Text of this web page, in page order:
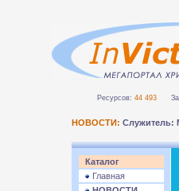
Ресурсов: 44 493
НОВОСТИ: Служитель:
Каталог
Главная